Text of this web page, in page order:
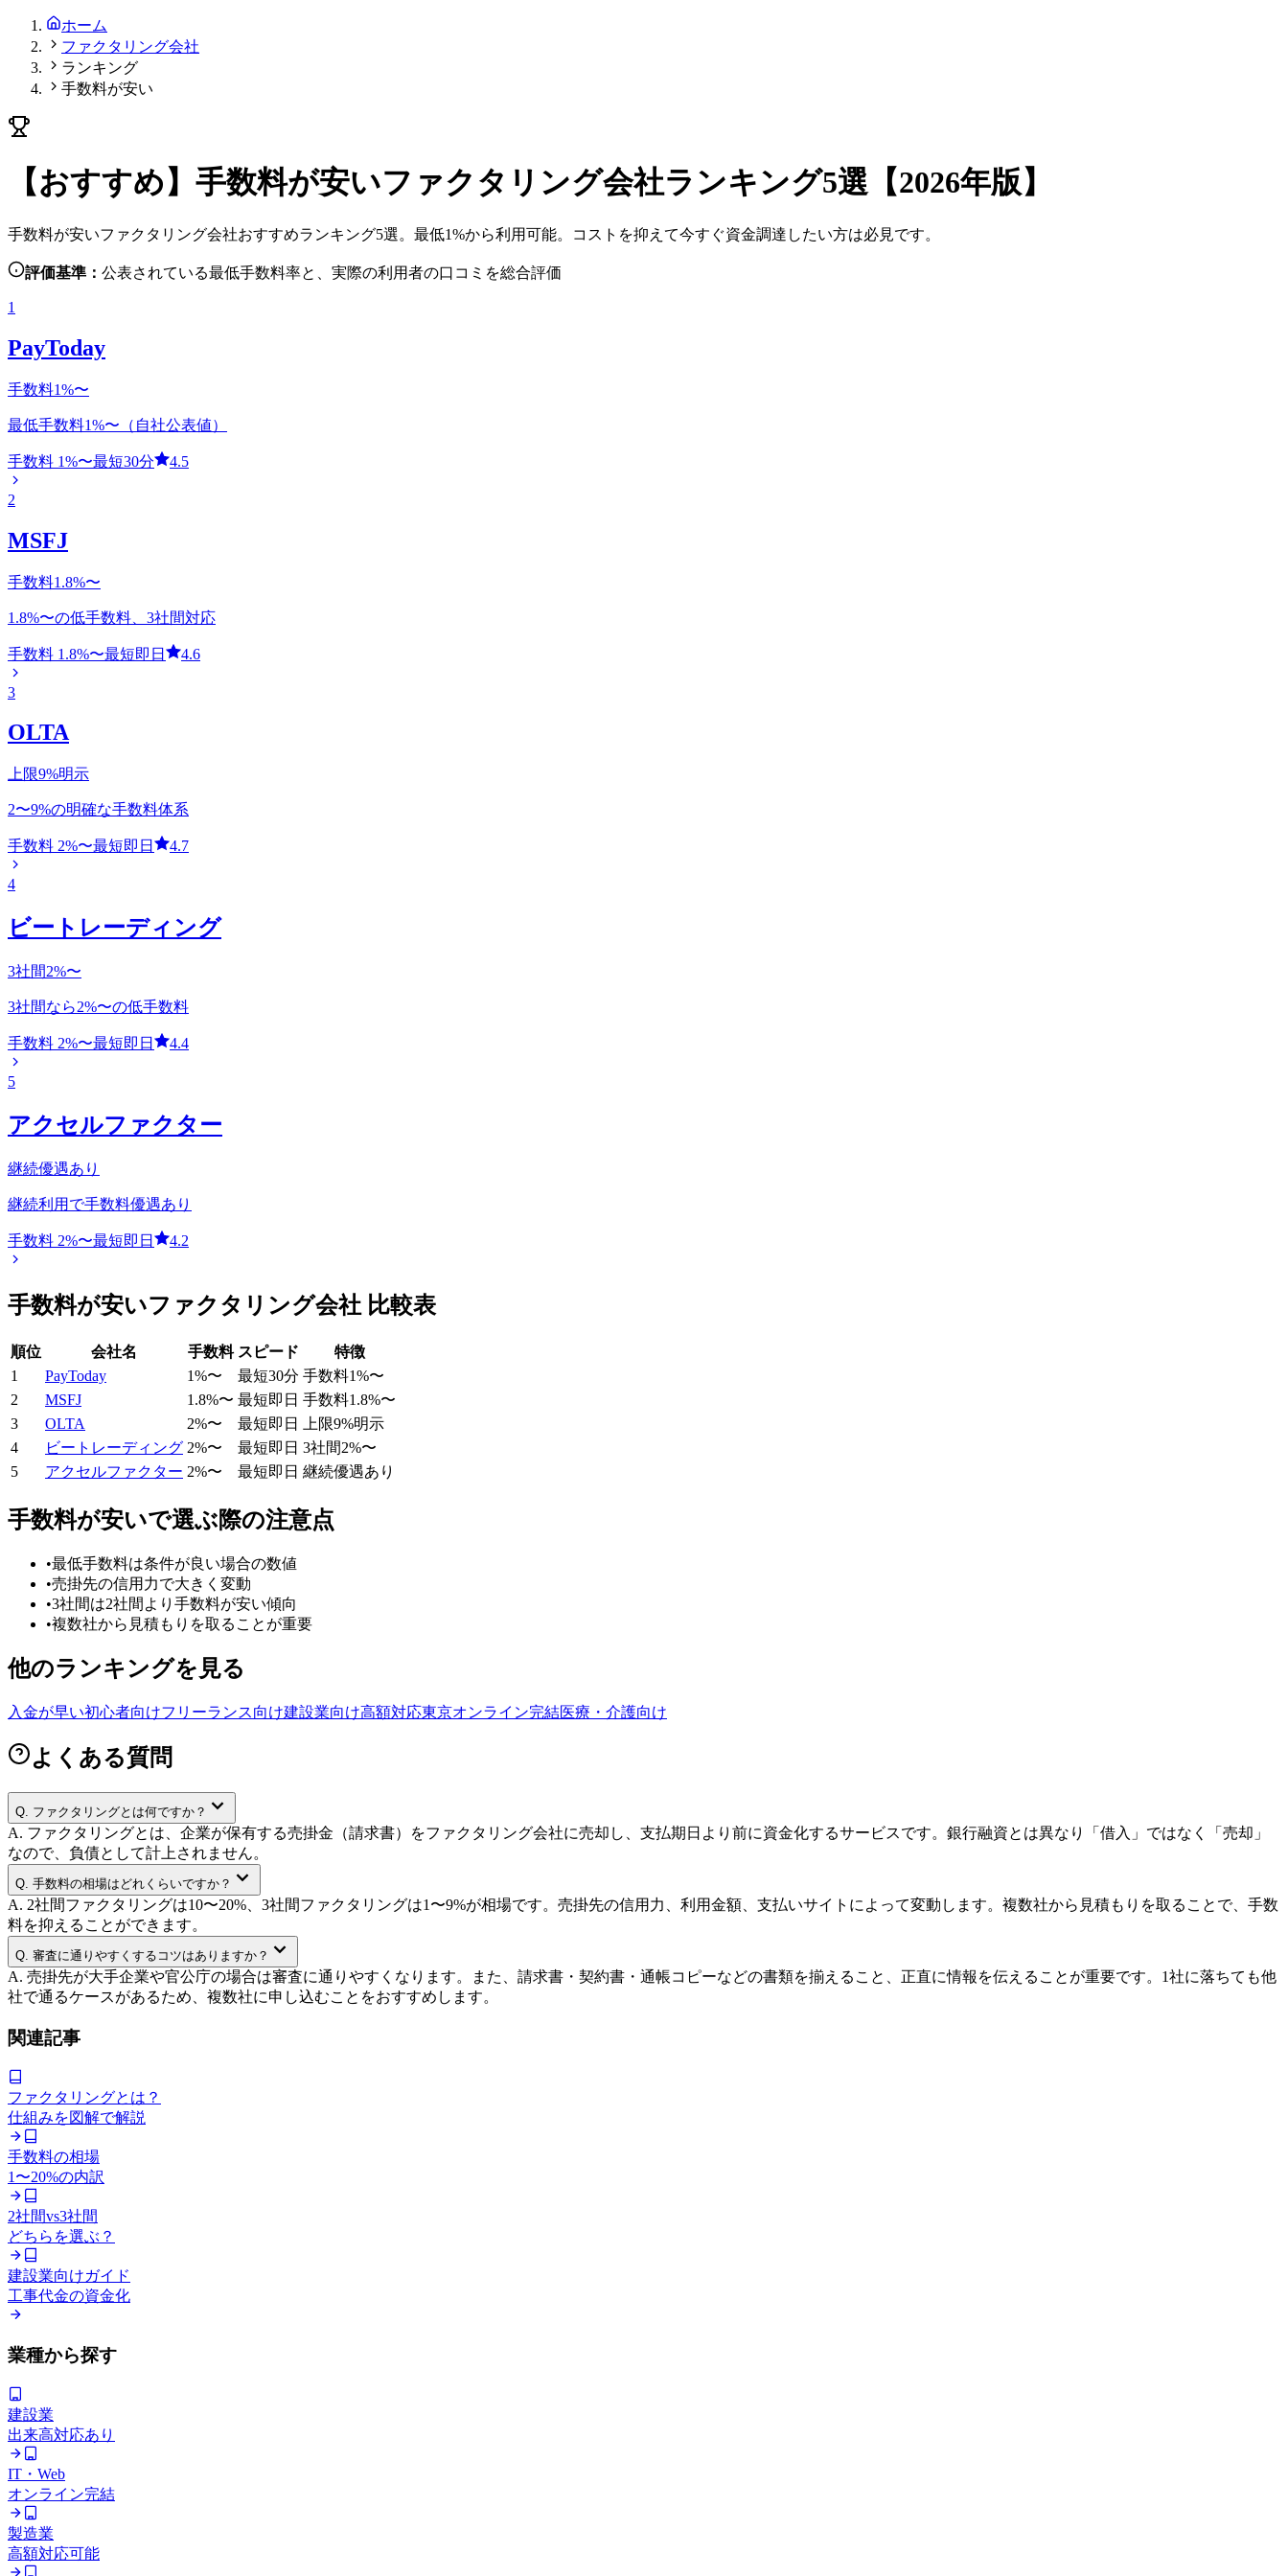
ホーム
ファクタリング会社
ランキング
手数料が安い
【おすすめ】手数料が安いファクタリング会社ランキング5選【2026年版】
手数料が安いファクタリング会社おすすめランキング5選。最低1%から利用可能。コストを抑えて今すぐ資金調達したい方は必見です。
評価基準： 公表されている最低手数料率と、実際の利用者の口コミを総合評価
1
PayToday
手数料1%〜
最低手数料1%〜（自社公表値）
手数料 1%〜最短30分 4.5
2
MSFJ
手数料1.8%〜
1.8%〜の低手数料、3社間対応
手数料 1.8%〜最短即日 4.6
3
OLTA
上限9%明示
2〜9%の明確な手数料体系
手数料 2%〜最短即日 4.7
4
ビートレーディング
3社間2%〜
3社間なら2%〜の低手数料
手数料 2%〜最短即日 4.4
5
アクセルファクター
継続優遇あり
継続利用で手数料優遇あり
手数料 2%〜最短即日 4.2
手数料が安いファクタリング会社 比較表
順位 会社名 手数料 スピード
特徴
1
PayToday 1%〜 最短30分 手数料1%〜
2
MSFJ 1.8%〜 最短即日 手数料1.8%〜
3
OLTA 2%〜 最短即日
上限9%明示
4
ビートレーディング 2%〜 最短即日 3社間2%〜
5
アクセルファクター 2%〜 最短即日 継続優遇あり
手数料が安いで選ぶ際の注意点
•最低手数料は条件が良い場合の数値
•売掛先の信用力で大きく変動
•3社間は2社間より手数料が安い傾向
•複数社から見積もりを取ることが重要
他のランキングを見る
入金が早い初心者向けフリーランス向け建設業向け高額対応東京オンライン完結医療・介護向け
よくある質問
Q. ファクタリングとは何ですか？
A. ファクタリングとは、企業が保有する売掛金（請求書）をファクタリング会社に売却し、支払期日より前に資金化するサービスです。銀行融資とは異なり「借入」ではなく「売却」
なので、負債として計上されません。
Q. 手数料の相場はどれくらいですか？
A. 2社間ファクタリングは10〜20%、3社間ファクタリングは1〜9%が相場です。売掛先の信用力、利用金額、支払いサイトによって変動します。複数社から見積もりを取ることで、手数
料を抑えることができます。
Q. 審査に通りやすくするコツはありますか？
A. 売掛先が大手企業や官公庁の場合は審査に通りやすくなります。また、請求書・契約書・通帳コピーなどの書類を揃えること、正直に情報を伝えることが重要です。1社に落ちても他
社で通るケースがあるため、複数社に申し込むことをおすすめします。
関連記事
ファクタリングとは？
仕組みを図解で解説
手数料の相場
1〜20%の内訳
2社間vs3社間
どちらを選ぶ？
建設業向けガイド
工事代金の資金化
業種から探す
建設業
出来高対応あり
IT・Web
オンライン完結
製造業
高額対応可能